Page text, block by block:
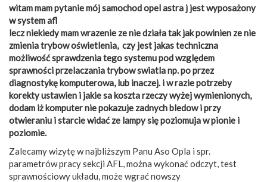
witam mam pytanie mój samochod opel astra j jest wyposażony
w system afl
lecz niekiedy mam wrazenie ze nie działa tak jak powinien ze nie
zmienia trybow oświetlenia, czy jest jakas techniczna
możliwość sprawdzenia tego systemu pod względem
sprawności przelaczania trybow swiatla np. po przez
diagnostykę komputerowa, lub inaczej. i w razie potrzeby
korekty ustawien i jakie sa koszta rzeczy wyżej wymienionych,
dodam iż komputer nie pokazuje zadnych bledow i przy
otwieraniu i starcie widać ze lampy się poziomuja w pionie i
poziomie.
Zalecamy wizytę w najbliższym Panu Aso Opla i spr.
parametrów pracy sekcji AFL, można wykonać odczyt, test
sprawnościowy układu, może wgrać nowszy